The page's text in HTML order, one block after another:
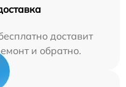
доставит
и обратно.